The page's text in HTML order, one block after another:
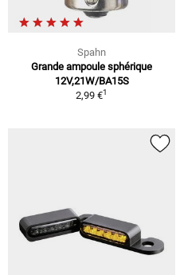
Spahn
Grande ampoule sphérique
12V,21W/BA15S
2,99 €1